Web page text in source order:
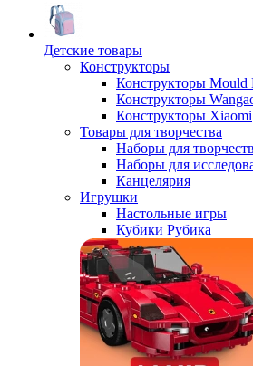
Детские товары
Конструкторы
Конструкторы Mould
Конструкторы
Конструкторы Xiaomi
Товары для творчества
Наборы для
Наборы для
Канцелярия
Игрушки
Настольные игры
Кубики Рубика